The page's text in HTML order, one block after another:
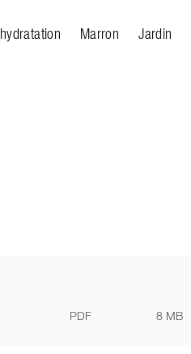
Marron Jardin
PDF 8 MB